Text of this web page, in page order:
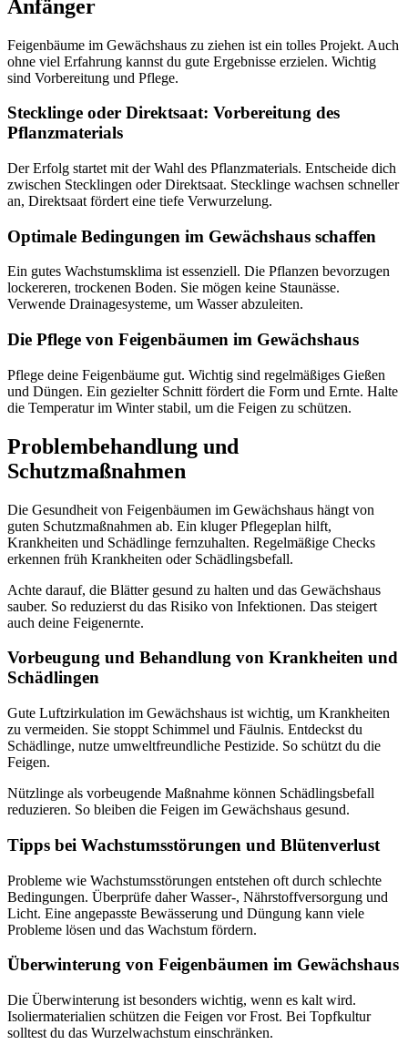
Anfänger
Feigenbäume im Gewächshaus zu ziehen ist ein tolles Projekt. Auch
ohne viel Erfahrung kannst du gute Ergebnisse erzielen. Wichtig
sind Vorbereitung und Pflege.
Stecklinge oder Direktsaat: Vorbereitung des
Pflanzmaterials
Der Erfolg startet mit der Wahl des Pflanzmaterials. Entscheide dich
zwischen Stecklingen oder Direktsaat. Stecklinge wachsen schneller
an, Direktsaat fördert eine tiefe Verwurzelung.
Optimale Bedingungen im Gewächshaus schaffen
Ein gutes Wachstumsklima ist essenziell. Die Pflanzen bevorzugen
lockereren, trockenen Boden. Sie mögen keine Staunässe.
Verwende Drainagesysteme, um Wasser abzuleiten.
Die Pflege von Feigenbäumen im Gewächshaus
Pflege deine Feigenbäume gut. Wichtig sind regelmäßiges Gießen
und Düngen. Ein gezielter Schnitt fördert die Form und Ernte. Halte
die Temperatur im Winter stabil, um die Feigen zu schützen.
Problembehandlung und
Schutzmaßnahmen
Die Gesundheit von Feigenbäumen im Gewächshaus hängt von
guten Schutzmaßnahmen ab. Ein kluger Pflegeplan hilft,
Krankheiten und Schädlinge fernzuhalten. Regelmäßige Checks
erkennen früh Krankheiten oder Schädlingsbefall.
Achte darauf, die Blätter gesund zu halten und das Gewächshaus
sauber. So reduzierst du das Risiko von Infektionen. Das steigert
auch deine Feigenernte.
Vorbeugung und Behandlung von Krankheiten und
Schädlingen
Gute Luftzirkulation im Gewächshaus ist wichtig, um Krankheiten
zu vermeiden. Sie stoppt Schimmel und Fäulnis. Entdeckst du
Schädlinge, nutze umweltfreundliche Pestizide. So schützt du die
Feigen.
Nützlinge als vorbeugende Maßnahme können Schädlingsbefall
reduzieren. So bleiben die Feigen im Gewächshaus gesund.
Tipps bei Wachstumsstörungen und Blütenverlust
Probleme wie Wachstumsstörungen entstehen oft durch schlechte
Bedingungen. Überprüfe daher Wasser-, Nährstoffversorgung und
Licht. Eine angepasste Bewässerung und Düngung kann viele
Probleme lösen und das Wachstum fördern.
Überwinterung von Feigenbäumen im Gewächshaus
Die Überwinterung ist besonders wichtig, wenn es kalt wird.
Isoliermaterialien schützen die Feigen vor Frost. Bei Topfkultur
solltest du das Wurzelwachstum einschränken.